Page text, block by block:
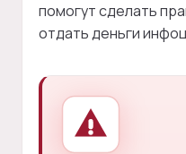
помогут сделать
отдать деньги